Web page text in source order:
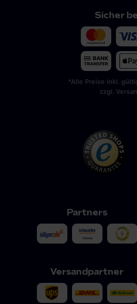
Sicher
*Alle Preise inkl.
zzgl.
Partners
Versandpartner